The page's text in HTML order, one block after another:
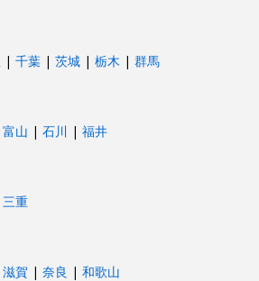
| 千葉 | 茨城 | 栃木 | 群馬
富山 | 石川 | 福井
三重
滋賀 | 奈良 | 和歌山